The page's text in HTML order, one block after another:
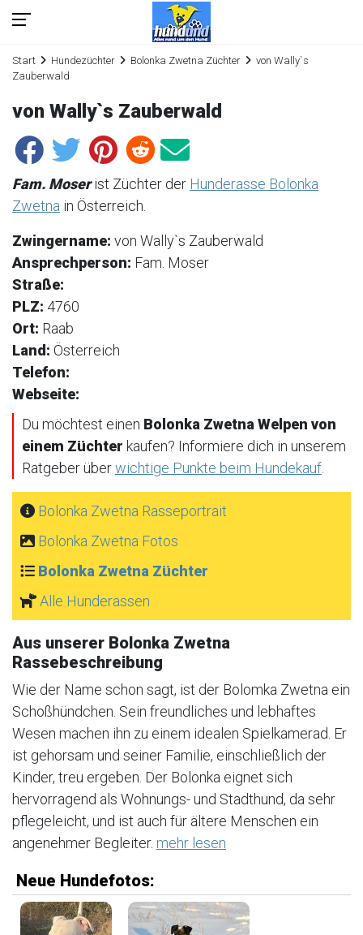
Start Hundezüchter Bolonka Zwetna Züchter
von Wally`s
Zauberwald
von Wally`s Zauberwald
Fam. Moserist Züchter der Hunderasse Bolonka
Zwetna in Österreich.
Zwingername: von Wally`s Zauberwald
Ansprechperson: Fam. Moser
Straße:
PLZ: 4760
Ort: Raab
Land: Österreich
Telefon:
Webseite:
Du möchtest einen Bolonka Zwetna Welpen von
einem Züchter kaufen? Informiere dich in unserem
Ratgeber überwichtige Punkte beim Hundekauf
Bolonka Zwetna Rasseportrait
Bolonka Zwetna Fotos
Bolonka Zwetna Züchter
Alle Hunderassen
Aus unserer Bolonka Zwetna
Rassebeschreibung
Wie der Name schon sagt, ist der Bolomka Zwetna ein
Schoßhündchen. Sein freundliches und lebhaftes
Wesen machen ihn zu einem idealen Spielkamerad. Er
ist gehorsam und seiner Familie, einschließlich der
Kinder, treu ergeben. Der Bolonka eignet sich
hervorragend als Wohnungs- und Stadthund, da sehr
pflegeleicht, und ist auch für ältere Menschen ein
angenehmer Begleiter. mehr lesen
Neue Hundefotos: